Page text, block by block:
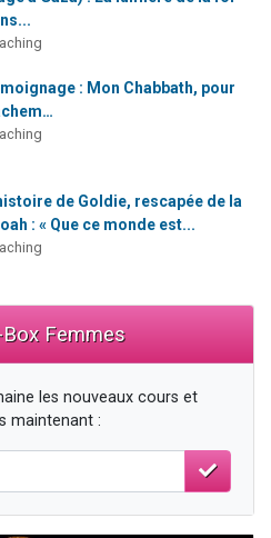
: Mon Chabbath, pour
de Goldie, rescapée de la
: « Que ce monde est...
Femmes
les nouveaux cours et
maintenant :